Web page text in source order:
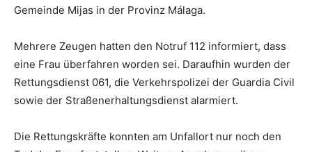
Gemeinde Mijas in der Provinz Málaga.
Mehrere Zeugen hatten den Notruf 112 informiert, dass
eine Frau überfahren worden sei. Daraufhin wurden der
Rettungsdienst 061, die Verkehrspolizei der Guardia Civil
sowie der Straßenerhaltungsdienst alarmiert.
Die Rettungskräfte konnten am Unfallort nur noch den